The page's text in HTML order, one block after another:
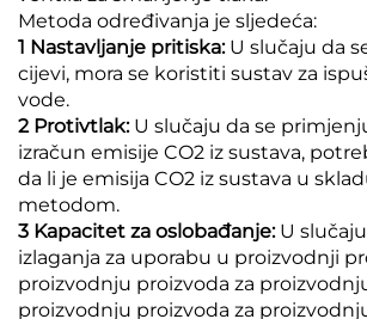
Metoda određivanja je sljedeća:
1 Nastavljanje pritiska: U slučaju da
cijevi, mora se koristiti sustav za
vode.
2 Protivtlak: U slučaju da se
izračun emisije CO2 iz sustava,
da li je emisija CO2 iz sustava u
metodom.
3 Kapacitet za oslobađanje: U
izlaganja za uporabu u proizvodnji
proizvodnju proizvoda za
proizvodnju proizvoda za